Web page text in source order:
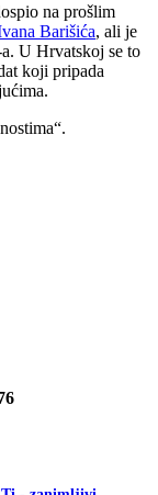
na prošlim
Barišića, ali je
U Hrvatskoj se to
koji pripada